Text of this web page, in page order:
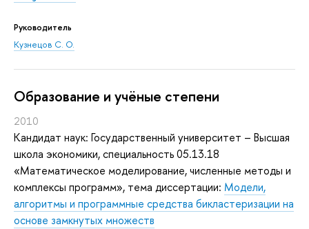
Руководитель
Кузнецов С. О.
Oбразование и учёные степени
2010
Кандидат наук: Государственный университет – Высшая
школа экономики, специальность 05.13.18
«Математическое моделирование, численные методы и
комплексы программ», тема диссертации: Модели,
алгоритмы и программные средства бикластеризации на
основе замкнутых множеств